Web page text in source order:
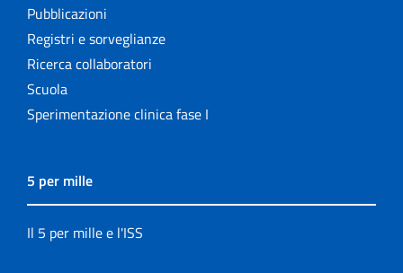
Pubblicazioni
Registri e sorveglianze
Ricerca collaboratori
Scuola
Sperimentazione clinica fase I
5 per mille
Il 5 per mille e l'ISS